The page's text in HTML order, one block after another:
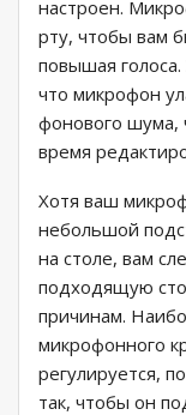
настроен.
рту, чтобы вам
повышая
что микрофон
фонового шума,
время
Хотя ваш
небольшой
на столе, вам
подходящую
причинам.
микрофонного
регулируется,
так, чтобы он